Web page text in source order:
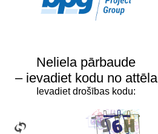
Neliela pārbaude
– ievadiet kodu no attēla
Ievadiet drošības kodu: